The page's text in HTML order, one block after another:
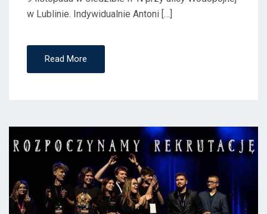
w Lublinie. Indywidualnie Antoni […]
Read More